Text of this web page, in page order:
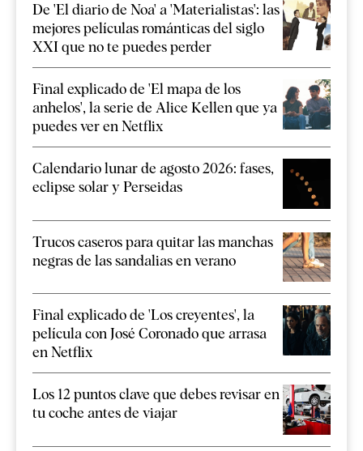
De 'El diario de Noa' a 'Materialistas': las
mejores películas románticas del siglo
XXI que no te puedes perder
Final explicado de 'El mapa de los
anhelos', la serie de Alice Kellen que ya
puedes ver en Netflix
Calendario lunar de agosto 2026: fases,
eclipse solar y Perseidas
Trucos caseros para quitar las manchas
negras de las sandalias en verano
Final explicado de 'Los creyentes', la
película con José Coronado que arrasa
en Netflix
Los 12 puntos clave que debes revisar en
tu coche antes de viajar